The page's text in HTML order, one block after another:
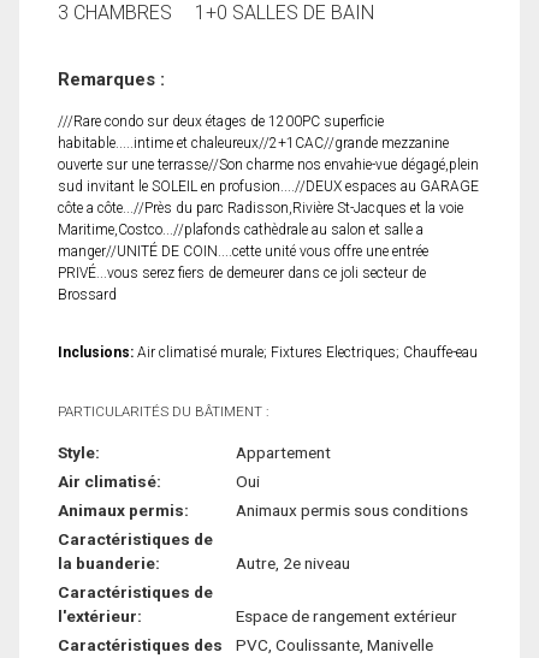
3 CHAMBRES 1+0 SALLES DE BAIN
Remarques :
///Rare condo sur deux étages de 1200PC superficie
habitable.....intime et chaleureux//2+1CAC//grande mezzanine
ouverte sur une terrasse//Son charme nos envahie-vue dégagé,plein
sud invitant le SOLEIL en profusion....//DEUX espaces au GARAGE
côte a côte...//Près du parc Radisson,Rivière St-Jacques et la voie
Maritime,Costco...//plafonds cathèdrale au salon et salle a
manger//UNITÉ DE COIN....cette unité vous offre une entrée
PRIVÉ...vous serez fiers de demeurer dans ce joli secteur de
Brossard
Inclusions: Air climatisé murale; Fixtures Electriques; Chauffe-eau
PARTICULARITÉS DU BÂTIMENT :
Style:
Appartement
Air climatisé:
Oui
Animaux permis:
Animaux permis sous conditions
Caractéristiques de
la buanderie:
Autre, 2e niveau
Caractéristiques de
l'extérieur:
Espace de rangement extérieur
Caractéristiques des
PVC, Coulissante, Manivelle